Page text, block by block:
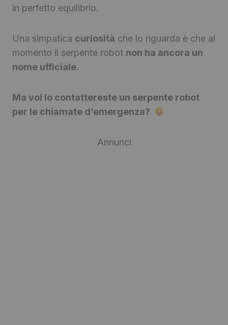
in perfetto equilibrio.
Una simpatica curiosità che lo riguarda è che al
momento il serpente robot non ha ancora un
nome ufficiale.
Ma voi lo contattereste un serpente robot
per le chiamate d’emergenza?
Annunci